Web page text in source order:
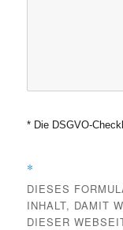
* Die DSGVO-
*
DIESES
INHALT, DAMIT
DIESER